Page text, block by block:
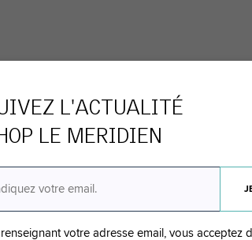
L'ACTUALITÉ
LE MERIDIEN
renseignant votre adresse email, vous acceptez